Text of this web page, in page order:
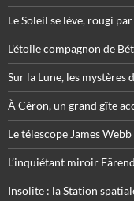
Le Soleil se lève, rougi
L’étoile compagnon de
Sur la Lune, les mystères
À Céron, un grand gîte
Le télescope James
L’inquiétant miroir
Insolite : la Station